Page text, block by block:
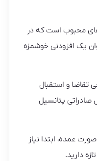
محبوب است که در
یک افزودنی خوشمزه
تقاضا و استقبال
پتانسیل
عمده، ابتدا نیاز
دارید.